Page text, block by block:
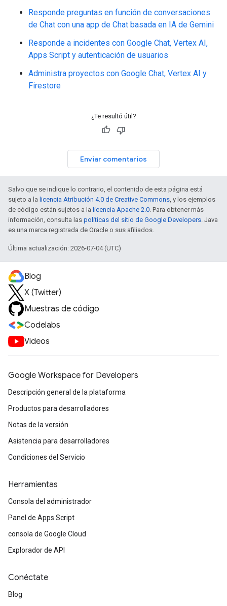
Responde preguntas en función de conversaciones
de Chat con una app de Chat basada en IA de Gemini
Responde a incidentes con Google Chat, Vertex AI,
Apps Script y autenticación de usuarios
Administra proyectos con Google Chat, Vertex AI y
Firestore
¿Te resultó útil?
Enviar comentarios
Salvo que se indique lo contrario, el contenido de esta página está
sujeto a la licencia Atribución 4.0 de Creative Commons, y los ejemplos
de código están sujetos a la licencia Apache 2.0. Para obtener más
información, consulta las políticas del sitio de Google Developers. Java
es una marca registrada de Oracle o sus afiliados.
Última actualización: 2026-07-04 (UTC)
Blog
X (Twitter)
Muestras de código
Codelabs
Videos
Google Workspace for Developers
Descripción general de la plataforma
Productos para desarrolladores
Notas de la versión
Asistencia para desarrolladores
Condiciones del Servicio
Herramientas
Consola del administrador
Panel de Apps Script
consola de Google Cloud
Explorador de API
Conéctate
Blog